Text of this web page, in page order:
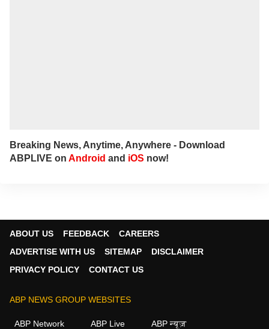
Breaking News, Anytime, Anywhere - Download
ABPLIVE on Android and iOS now!
ABOUT US FEEDBACK
CAREERS
ADVERTISE WITH US
SITEMAP
DISCLAIMER
PRIVACY POLICY
CONTACT US
ABP NEWS GROUP WEBSITES
ABP Network ABP Live
ABP न्यूज़